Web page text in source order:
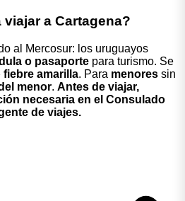
a Cartagena?
al Mercosur: los uruguayos
o pasaporte para turismo. Se
fiebre amarilla. Para menores sin
menor. Antes de viajar,
necesaria en el Consulado
de viajes.